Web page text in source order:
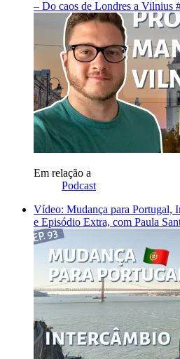
– Do caos de Londres a Vilnius
Em relação a
Podcast
Vídeo: Mudança para Portugal,
e Episódio Extra, com Paula